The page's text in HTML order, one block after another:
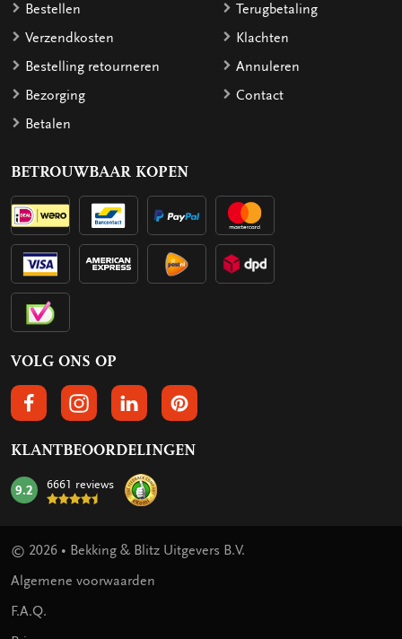
Bestellen
Verzendkosten
Bestelling retourneren
Bezorging
Betalen
Terugbetaling
Klachten
Annuleren
Contact
BETROUWBAAR KOPEN
VOLG ONS OP
VOLGS ONS OP FACEBOOK
VOLG ONS OP INSTAGRAM
VOLG ONS OP LINKEDIN
VOLG ONS OP PINTEREST
KLANTBEOORDELINGEN
mark:
9.2 6661 reviews
© 2026 • Bekking & Blitz Uitgevers B.V.
Algemene voorwaarden
F.A.Q.